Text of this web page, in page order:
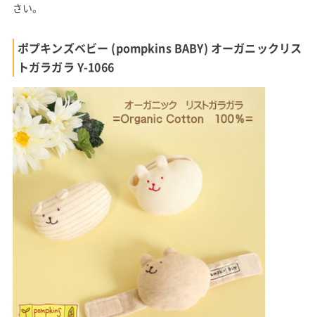
さい。
ポプキンズベビー (pompkins BABY) オーガニックリス
トガラガラ Y-1066